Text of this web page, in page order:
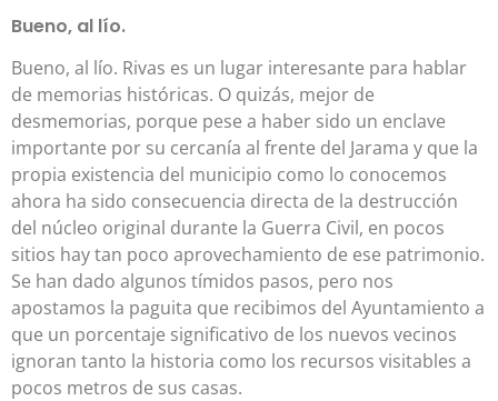
Bueno, al lío.
Bueno, al lío. Rivas es un lugar interesante para hablar
de memorias históricas. O quizás, mejor de
desmemorias, porque pese a haber sido un enclave
importante por su cercanía al frente del Jarama y que la
propia existencia del municipio como lo conocemos
ahora ha sido consecuencia directa de la destrucción
del núcleo original durante la Guerra Civil, en pocos
sitios hay tan poco aprovechamiento de ese patrimonio.
Se han dado algunos tímidos pasos, pero nos
apostamos la paguita que recibimos del Ayuntamiento a
que un porcentaje significativo de los nuevos vecinos
ignoran tanto la historia como los recursos visitables a
pocos metros de sus casas.